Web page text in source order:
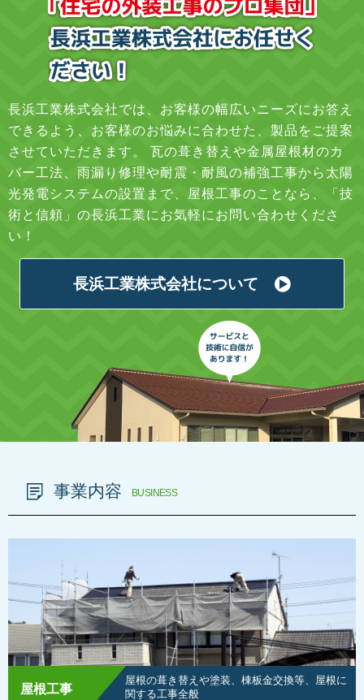
長浜工業株式会社では、お客様の幅広いニーズにお答え
できるよう、お客様のお悩みに合わせた、製品をご提案
させていただきます。 瓦の葺き替えや金属屋根材のカ
バー工法、雨漏り修理や耐震・耐風の補強工事から太陽
光発電システムの設置まで、屋根工事のことなら、「技
術と信頼」の長浜工業にお気軽にお問い合わせくださ
い！
長浜工業株式会社について
事業内容 BUSINESS
屋根工事
屋根の葺き替えや塗装、棟板金交換等、屋根に
関する工事全般